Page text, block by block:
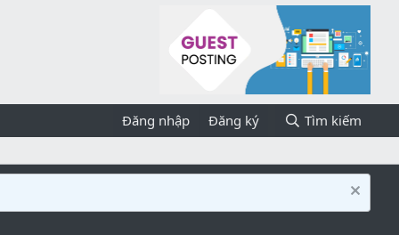
Đăng nhập Đăng ký Tìm kiếm